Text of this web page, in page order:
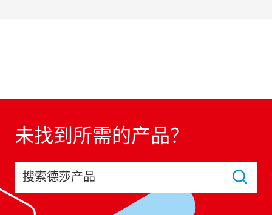
未找到所需的产品？
搜索德莎产品